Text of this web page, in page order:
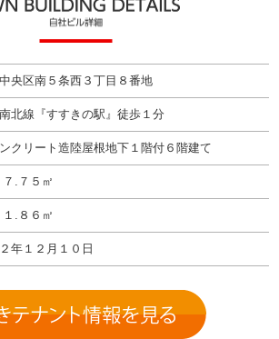
央区南５条西３丁目８番地
北線『すすきの駅』徒歩１分
クリート造陸屋根地下１階付６階建て
７.７５㎡
１.８６㎡
年１２月１０日